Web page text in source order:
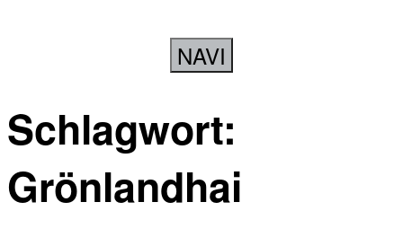
NAVI
Schlagwort:
Grönlandhai